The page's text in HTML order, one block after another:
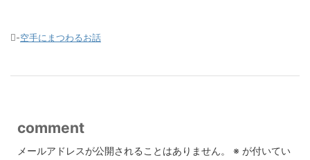
-空手にまつわるお話
comment
メールアドレスが公開されることはありません。 ※ が付いてい